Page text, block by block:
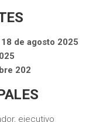
de agosto 2025
202
ejecutivo